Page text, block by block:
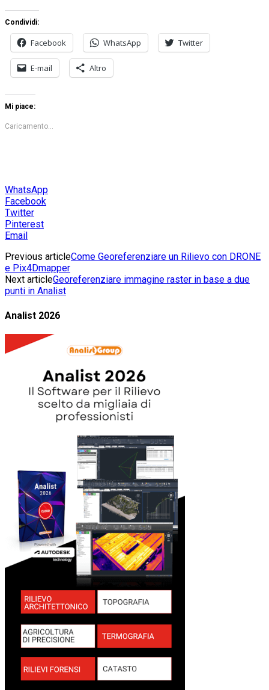
Condividi:
Facebook WhatsApp Twitter
E-mail Altro
Mi piace:
Caricamento...
WhatsApp
Facebook
Twitter
Pinterest
Email
Previous articleCome Georeferenziare un Rilievo con DRONE
e Pix4Dmapper
Next articleGeoreferenziare immagine raster in base a due
punti in Analist
Analist 2026